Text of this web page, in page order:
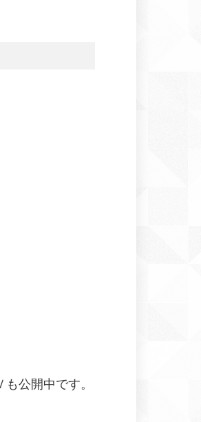
公開中です。